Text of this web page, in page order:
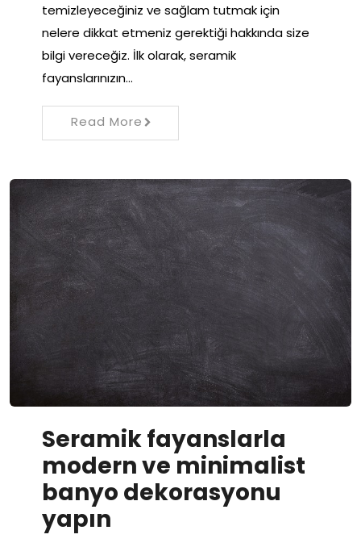
temizleyeceğiniz ve sağlam tutmak için
nelere dikkat etmeniz gerektiği hakkında size
bilgi vereceğiz. İlk olarak, seramik
fayanslarınızın…
Read More
Seramik fayanslarla
modern ve minimalist
banyo dekorasyonu
yapın